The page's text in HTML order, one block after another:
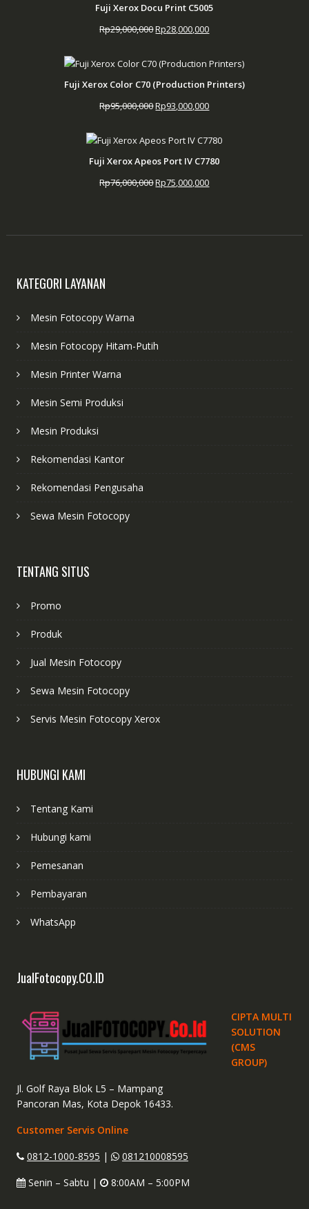
Fuji Xerox Docu Print C5005
Rp29,000,000Harga
adalah:
Rp28,000,000Harga
ini
Rp28,000,000.
Fuji Xerox Color C70 (Production Printers)
Rp95,000,000Harga
adalah:
Rp93,000,000Harga
ini
Rp93,000,000.
Fuji Xerox Apeos Port IV C7780
Rp76,000,000Harga
Rp75,000,000Harga
KATEGORI LAYANAN
Mesin Fotocopy Warna
Mesin Fotocopy Hitam-Putih
Mesin Printer Warna
Mesin Semi Produksi
Mesin Produksi
Rekomendasi Kantor
Rekomendasi Pengusaha
Sewa Mesin Fotocopy
TENTANG SITUS
Promo
Produk
Jual Mesin Fotocopy
Sewa Mesin Fotocopy
Servis Mesin Fotocopy Xerox
HUBUNGI KAMI
Tentang Kami
Hubungi kami
Pemesanan
Pembayaran
WhatsApp
JualFotocopy.CO.ID
CIPTA MULTI
SOLUTION
(CMS
GROUP)
Jl. Golf Raya Blok L5 – Mampang
Pancoran Mas, Kota Depok 16433.
Customer Servis Online
0812-1000-8595 |
081210008595
Senin – Sabtu |
8:00AM – 5:00PM